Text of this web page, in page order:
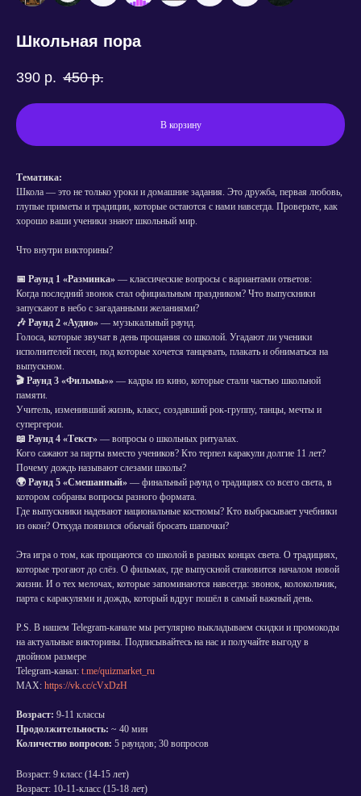
Школьная пора
390 р. 450 р.
В корзину
Тематика:
Школа — это не только уроки и домашние задания. Это дружба, первая любовь,
глупые приметы и традиции, которые остаются с нами навсегда. Проверьте, как
хорошо ваши ученики знают школьный мир.
Что внутри викторины?
📅 Раунд 1 «Разминка» — классические вопросы с вариантами ответов:
Когда последний звонок стал официальным праздником? Что выпускники
запускают в небо с загаданными желаниями?
🎶 Раунд 2 «Аудио» — музыкальный раунд.
Голоса, которые звучат в день прощания со школой. Угадают ли ученики
исполнителей песен, под которые хочется танцевать, плакать и обниматься на
выпускном.
🎬 Раунд 3 «Фильмы»» — кадры из кино, которые стали частью школьной
памяти.
Учитель, изменивший жизнь, класс, создавший рок-группу, танцы, мечты и
супергерои.
📖 Раунд 4 «Текст» — вопросы о школьных ритуалах.
Кого сажают за парты вместо учеников? Кто терпел каракули долгие 11 лет?
Почему дождь называют слезами школы?
🌍 Раунд 5 «Смешанный» — финальный раунд о традициях со всего света, в
котором собраны вопросы разного формата.
Где выпускники надевают национальные костюмы? Кто выбрасывает учебники
из окон? Откуда появился обычай бросать шапочки?
Эта игра о том, как прощаются со школой в разных концах света. О традициях,
которые трогают до слёз. О фильмах, где выпускной становится началом новой
жизни. И о тех мелочах, которые запоминаются навсегда: звонок, колокольчик,
парта с каракулями и дождь, который вдруг пошёл в самый важный день.
P.S. В нашем Telegram-канале мы регулярно выкладываем скидки и промокоды
на актуальные викторины. Подписывайтесь на нас и получайте выгоду в
двойном размере
Telegram-канал: t.me/quizmarket_ru
MAX: https://vk.cc/cVxDzH
Возраст: 9-11 классы
Продолжительность: ~ 40 мин
Количество вопросов: 5 раундов; 30 вопросов
Возраст: 9 класс (14-15 лет)
Возраст: 10-11-класс (15-18 лет)